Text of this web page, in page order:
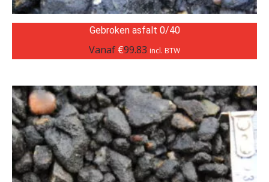
Gebroken asfalt 0/40
Vanaf €99.83 incl. BTW